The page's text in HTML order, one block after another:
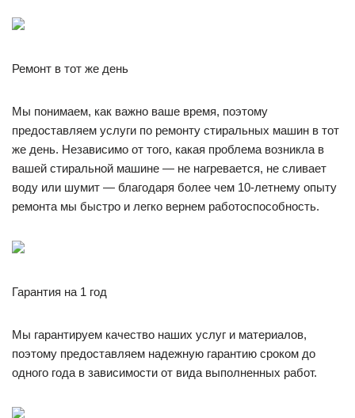
Ремонт в тот же день
Мы понимаем, как важно ваше время, поэтому
предоставляем услуги по ремонту стиральных машин в тот
же день. Независимо от того, какая проблема возникла в
вашей стиральной машине — не нагревается, не сливает
воду или шумит — благодаря более чем 10-летнему опыту
ремонта мы быстро и легко вернем работоспособность.
Гарантия на 1 год
Мы гарантируем качество наших услуг и материалов,
поэтому предоставляем надежную гарантию сроком до
одного года в зависимости от вида выполненных работ.